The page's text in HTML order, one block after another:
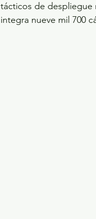
tácticos de
integra nueve mil 700